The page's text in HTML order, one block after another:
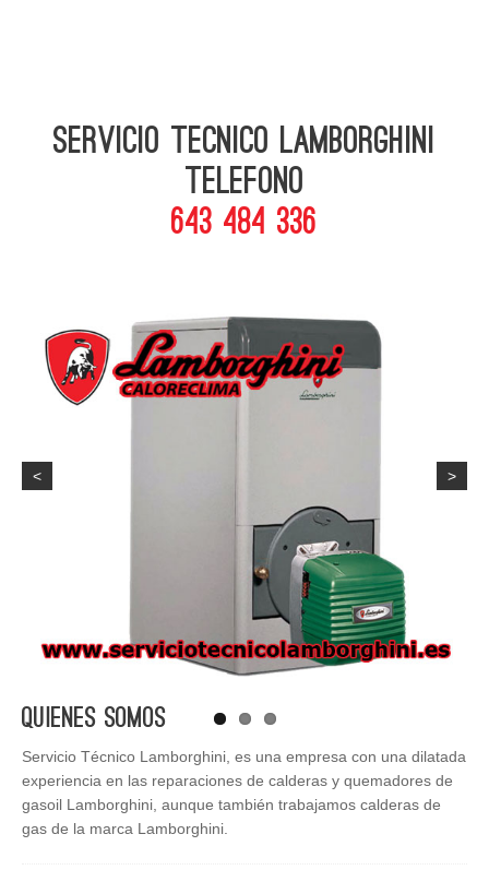
Servicio Tecnico Lamborghini
telefono
643 484 336
< >
Quienes Somos
Servicio Técnico Lamborghini, es una empresa con una dilatada
experiencia en las reparaciones de calderas y quemadores de
gasoil Lamborghini, aunque también trabajamos calderas de
gas de la marca Lamborghini.